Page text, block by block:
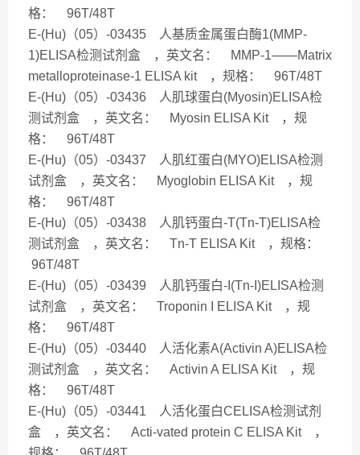
格： 96T/48T
E-(Hu)（05）-03435 人基质金属蛋白酶1(MMP-
1)ELISA检测试剂盒 ，英文名： MMP-1——Matrix
metalloproteinase-1 ELISA kit ，规格： 96T/48T
E-(Hu)（05）-03436 人肌球蛋白(Myosin)ELISA检
测试剂盒 ，英文名： Myosin ELISA Kit ，规
格： 96T/48T
E-(Hu)（05）-03437 人肌红蛋白(MYO)ELISA检测
试剂盒 ，英文名： Myoglobin ELISA Kit ，规
格： 96T/48T
E-(Hu)（05）-03438 人肌钙蛋白-T(Tn-T)ELISA检
测试剂盒 ，英文名： Tn-T ELISA Kit ，规格：
96T/48T
E-(Hu)（05）-03439 人肌钙蛋白-I(Tn-I)ELISA检测
试剂盒 ，英文名： Troponin I ELISA Kit ，规
格： 96T/48T
E-(Hu)（05）-03440 人活化素A(Activin A)ELISA检
测试剂盒 ，英文名： Activin A ELISA Kit ，规
格： 96T/48T
E-(Hu)（05）-03441 人活化蛋白CELISA检测试剂
盒 ，英文名： Acti-vated protein C ELISA Kit ，